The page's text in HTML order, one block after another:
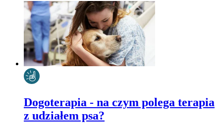
Dogoterapia - na czym polega terapia
z udziałem psa?